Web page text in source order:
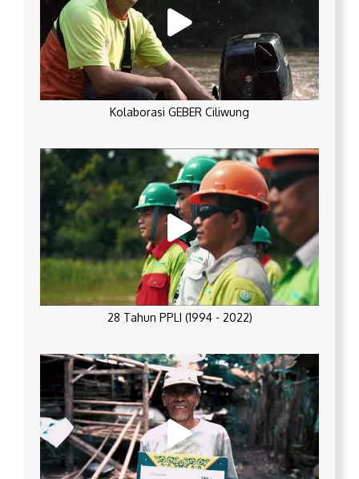
Kolaborasi GEBER Ciliwung
28 Tahun PPLI (1994 - 2022)